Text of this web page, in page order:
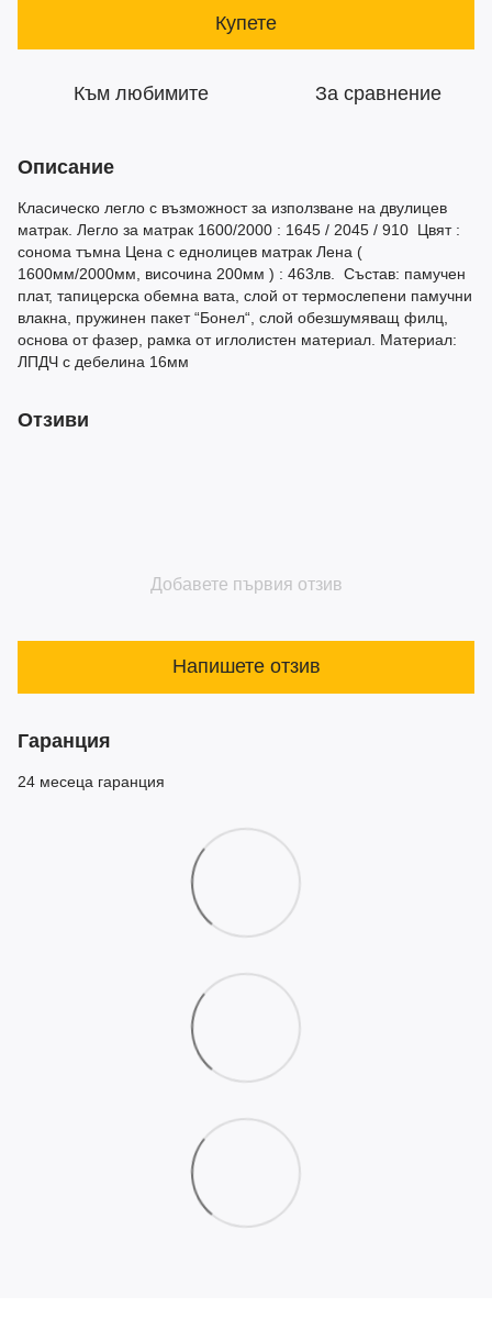
Купете
Към любимите За сравнение
Описание
Класическо легло с възможност за използване на двулицев
матрак. Легло за матрак 1600/2000 : 1645 / 2045 / 910 Цвят :
сонома тъмна Цена с еднолицев матрак Лена (
1600мм/2000мм, височина 200мм ) : 463лв. Състав: памучен
плат, тапицерска обемна вата, слой от термослепени памучни
влакна, пружинен пакет “Бонел“, слой обезшумяващ филц,
основа от фазер, рамка от иглолистен материал. Материал:
ЛПДЧ с дебелина 16мм
Отзиви
Добавете първия отзив
Напишете отзив
Гаранция
24 месеца гаранция